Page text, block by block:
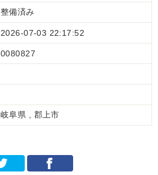
整備済み
2026-07-03 22:17:52
0080827
岐阜県 , 郡上市